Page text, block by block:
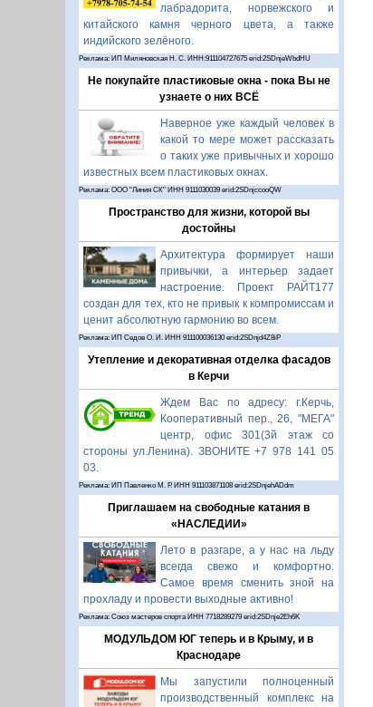
лабрадорита, норвежского и
китайского камня черного цвета, а также
индийского зелёного.
Реклама: ИП Миляновская Н. С. ИНН:911104727675 erid:2SDnjeWbdHU
Не покупайте пластиковые окна - пока Вы не
узнаете о них ВСЁ
Наверное уже каждый человек в
какой то мере может рассказать
о таких уже привычных и хорошо
известных всем пластиковых окнах.
Реклама: ООО "Линия СК" ИНН 9111030039 erid:2SDnjccooQW
Пространство для жизни, которой вы
достойны
Архитектура формирует наши
привычки, а интерьер задает
настроение. Проект РАЙТ177
создан для тех, кто не привык к компромиссам и
ценит абсолютную гармонию во всем.
Реклама: ИП Седов О. И. ИНН 911100036130 erid:2SDnjd4Z8iP
Утепление и декоративная отделка фасадов
в Керчи
Ждем Вас по адресу: г.Керчь,
Кооперативный пер., 26, "МЕГА"
центр, офис 301(3й этаж со
стороны ул.Ленина). ЗВОНИТЕ +7 978 141 05
03.
Реклама: ИП Павленко М. Р. ИНН 911103871108 erid:2SDnjehADdm
Приглашаем на свободные катания в
«НАСЛЕДИИ»
Лето в разгаре, а у нас на льду
всегда свежо и комфортно.
Самое время сменить зной на
прохладу и провести выходные активно!
Реклама: Союз мастеров спорта ИНН 7718289279 erid:2SDnje2Eh6K
МОДУЛЬДОМ ЮГ теперь и в Крыму, и в
Краснодаре
Мы запустили полноценный
производственный комплекс на